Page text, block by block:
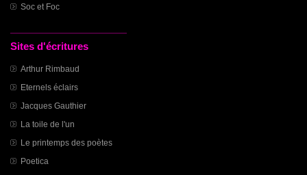
Soc et Foc
Sites d'écritures
Arthur Rimbaud
Eternels éclairs
Jacques Gauthier
La toile de l'un
Le printemps des poètes
Poetica